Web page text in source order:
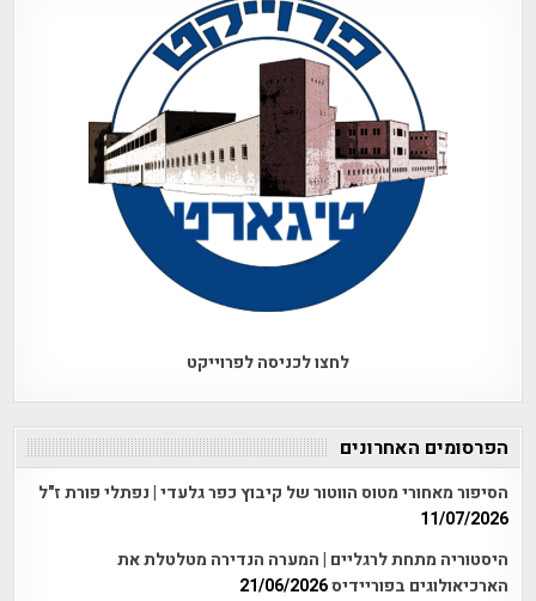
לחצו לכניסה לפרוייקט
הפרסומים האחרונים
הסיפור מאחורי מטוס הווטור של קיבוץ כפר גלעדי | נפתלי פורת ז"ל
11/07/2026
היסטוריה מתחת לרגליים | המערה הנדירה מטלטלת את
הארכיאולוגים בפוריידיס21/06/2026